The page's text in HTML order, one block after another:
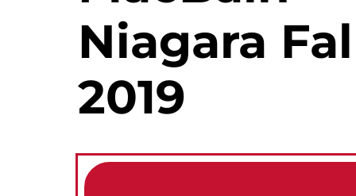
Niagara
2019